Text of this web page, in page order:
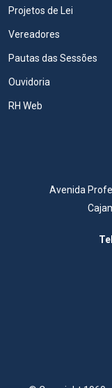
Projetos de Lei
Vereadores
Pautas das Sessões
Ouvidoria
RH Web
Avenida